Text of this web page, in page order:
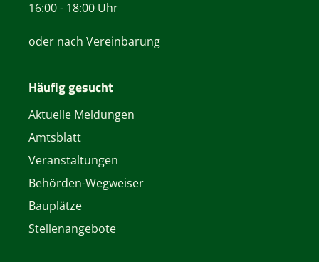
16:00 - 18:00 Uhr
oder nach Vereinbarung
Häufig gesucht
Aktuelle Meldungen
Amtsblatt
Veranstaltungen
Behörden-Wegweiser
Bauplätze
Stellenangebote